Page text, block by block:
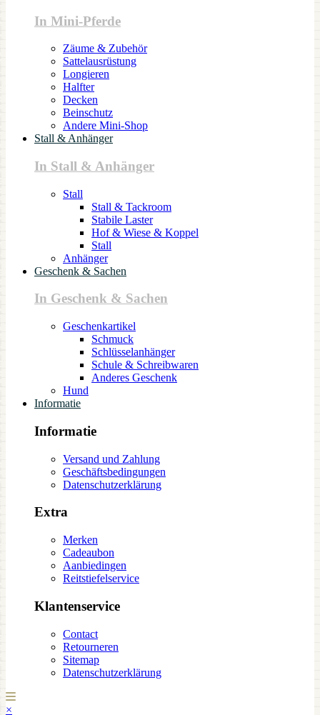
In Mini-Pferde
Zäume & Zubehör
Sattelausrüstung
Longieren
Halfter
Decken
Beinschutz
Andere Mini-Shop
Stall & Anhänger
In Stall & Anhänger
Stall
Stall & Tackroom
Stabile Laster
Hof & Wiese & Koppel
Stall
Anhänger
Geschenk & Sachen
In Geschenk & Sachen
Geschenkartikel
Schmuck
Schlüsselanhänger
Schule & Schreibwaren
Anderes Geschenk
Hund
Informatie
Informatie
Versand und Zahlung
Geschäftsbedingungen
Datenschutzerklärung
Extra
Merken
Cadeaubon
Aanbiedingen
Reitstiefelservice
Klantenservice
Contact
Retourneren
Sitemap
Datenschutzerklärung
×